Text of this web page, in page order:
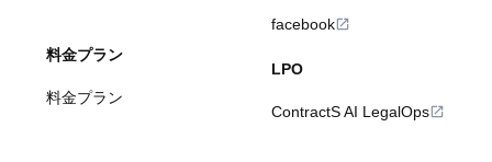
料金プラン
料金プラン
facebook
LPO
ContractS AI LegalOps